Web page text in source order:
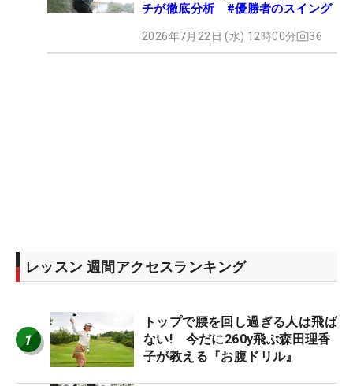
チが徹底分析 #優勝者のスイング
2026年7月22日 (水) 12時00分 36
レッスン 週間アクセスランキング
1
トップで腰を回し過ぎる人は飛ば
ない! 今だに260y飛ぶ森田理香
子が教える『お腹ドリル』